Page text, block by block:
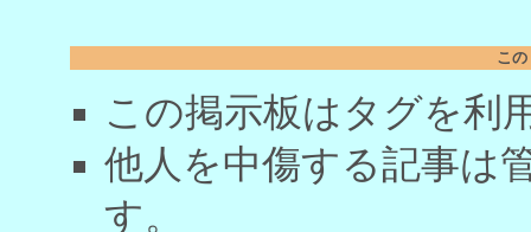
こ
この掲示板はタグを利
他人を中傷する記事は
す。